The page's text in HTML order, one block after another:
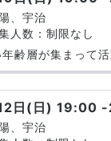
、宇治
人数：制限なし
齢層が集まって活
日(日) 19:00
、宇治